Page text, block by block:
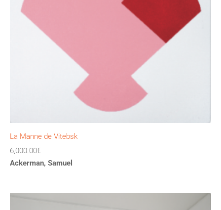
La Manne de Vitebsk
6,000.00€
Ackerman, Samuel